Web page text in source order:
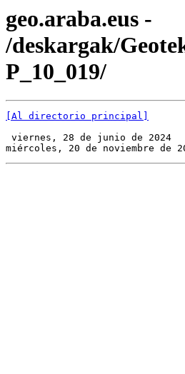
geo.araba.eus -
/deskargak/
P_10_019/
[Al directorio principal]
viernes, 28 de junio de
miércoles, 20 de noviembre